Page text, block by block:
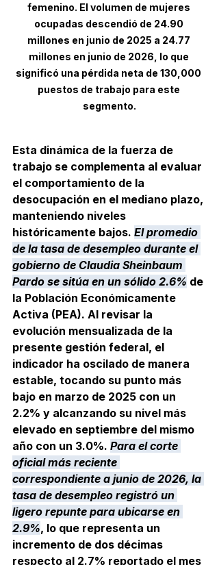
femenino. El volumen de mujeres
ocupadas descendió de 24.90
millones en junio de 2025 a 24.77
millones en junio de 2026, lo que
significó una pérdida neta de 130,000
puestos de trabajo para este
segmento.
Esta dinámica de la fuerza de
trabajo se complementa al evaluar
el comportamiento de la
desocupación en el mediano plazo,
manteniendo niveles
históricamente bajos. El promedio
de la tasa de desempleo durante el
gobierno de Claudia Sheinbaum
Pardo se sitúa en un sólido 2.6% de
la Población Económicamente
Activa (PEA). Al revisar la
evolución mensualizada de la
presente gestión federal, el
indicador ha oscilado de manera
estable, tocando su punto más
bajo en marzo de 2025 con un
2.2% y alcanzando su nivel más
elevado en septiembre del mismo
año con un 3.0%. Para el corte
oficial más reciente
correspondiente a junio de 2026, la
tasa de desempleo registró un
ligero repunte para ubicarse en
2.9%, lo que representa un
incremento de dos décimas
respecto al 2.7% reportado el mes